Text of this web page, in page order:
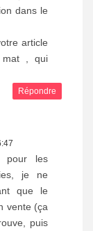
dans le
article
, qui
Répondre
pour les
je ne
que le
vente (ça
puis